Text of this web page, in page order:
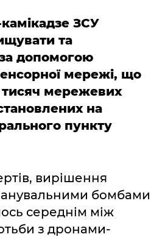
ЗСУ
та
допомогою
мережі, що
тисяч мережевих
на
пункту
вирішення
бомбами
середнім між
з дронами-